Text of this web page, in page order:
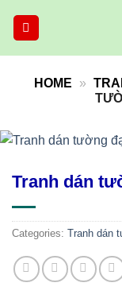
HOME »
Tranh dán
Categories: Tranh dán